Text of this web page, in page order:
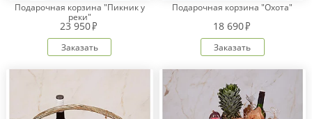
Подарочная корзина "Пикник у
реки"
23 950
Заказать
Подарочная корзина "Охота"
18 690
Заказать